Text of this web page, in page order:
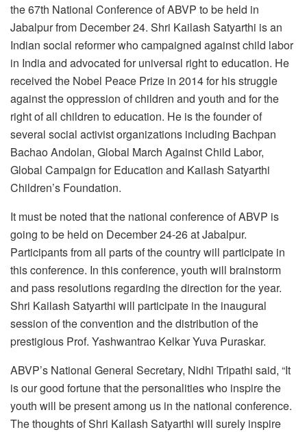
the 67th National Conference of ABVP to be held in
Jabalpur from December 24. Shri Kailash Satyarthi is an
Indian social reformer who campaigned against child labor
in India and advocated for universal right to education. He
received the Nobel Peace Prize in 2014 for his struggle
against the oppression of children and youth and for the
right of all children to education. He is the founder of
several social activist organizations including Bachpan
Bachao Andolan, Global March Against Child Labor,
Global Campaign for Education and Kailash Satyarthi
Children’s Foundation.
It must be noted that the national conference of ABVP is
going to be held on December 24-26 at Jabalpur.
Participants from all parts of the country will participate in
this conference. In this conference, youth will brainstorm
and pass resolutions regarding the direction for the year.
Shri Kailash Satyarthi will participate in the inaugural
session of the convention and the distribution of the
prestigious Prof. Yashwantrao Kelkar Yuva Puraskar.
ABVP’s National General Secretary, Nidhi Tripathi said, “It
is our good fortune that the personalities who inspire the
youth will be present among us in the national conference.
The thoughts of Shri Kailash Satyarthi will surely inspire